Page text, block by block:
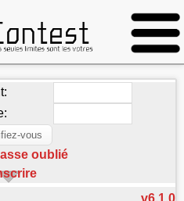
oublié
v6.1.0